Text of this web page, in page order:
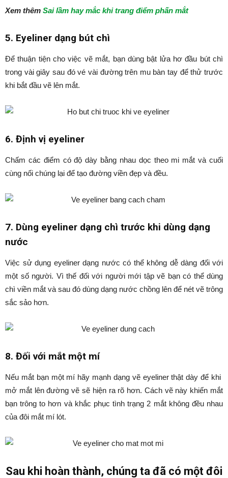
Xem thêm Sai lầm hay mắc khi trang điểm phấn mắt
5. Eyeliner dạng bút chì
Để thuận tiện cho việc vẽ mắt, bạn dùng bật lửa hơ đầu bút chì
trong vài giây sau đó vé vài đường trên mu bàn tay để thử trước
khi bắt đầu vẽ lên mắt.
6. Định vị eyeliner
Chấm các điểm có độ dày bằng nhau dọc theo mi mắt và cuối
cùng nối chúng lại để tạo đường viền đẹp và đều.
7. Dùng eyeliner dạng chì trước khi dùng dạng
nước
Việc sử dụng eyeliner dạng nước có thể không dễ dàng đối với
một số người. Vì thế đối với người mới tập vẽ bạn có thể dùng
chì viền mắt và sau đó dùng dạng nước chồng lên để nét vẽ trông
sắc sảo hơn.
8. Đối với mắt một mí
Nếu mắt bạn một mí hãy mạnh dạng vẽ eyeliner thật dày để khi
mở mắt lên đường vẽ sẽ hiện ra rõ hơn. Cách vẽ này khiến mắt
bạn trông to hơn và khắc phục tình trạng 2 mắt không đều nhau
của đôi mắt mí lót.
Sau khi hoàn thành, chúng ta đã có một đôi